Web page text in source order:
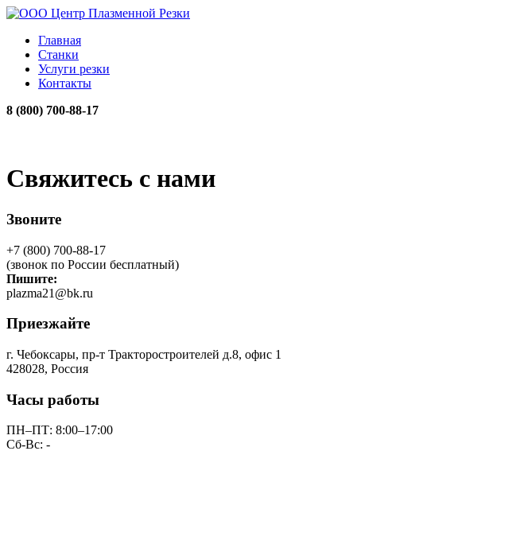
Главная
Станки
Услуги резки
Контакты
8 (800) 700-88-17
Свяжитесь с нами
Звоните
+7 (800) 700-88-17
(звонок по России бесплатный)
Пишите:
plazma21@bk.ru
Приезжайте
г. Чебоксары, пр-т Тракторостроителей д.8, офис 1
428028, Россия
Часы работы
ПН–ПТ: 8:00–17:00
Сб-Вс: -